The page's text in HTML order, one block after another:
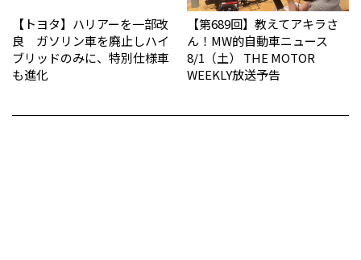
【トヨタ】ハリアーを一部改
良 ガソリン車を廃止しハイ
ブリッドのみに、特別仕様車
も進化
【第689回】教えてアキラさ
ん！MW的自動車ニュース
8/1（土） THE MOTOR
WEEKLY放送予告